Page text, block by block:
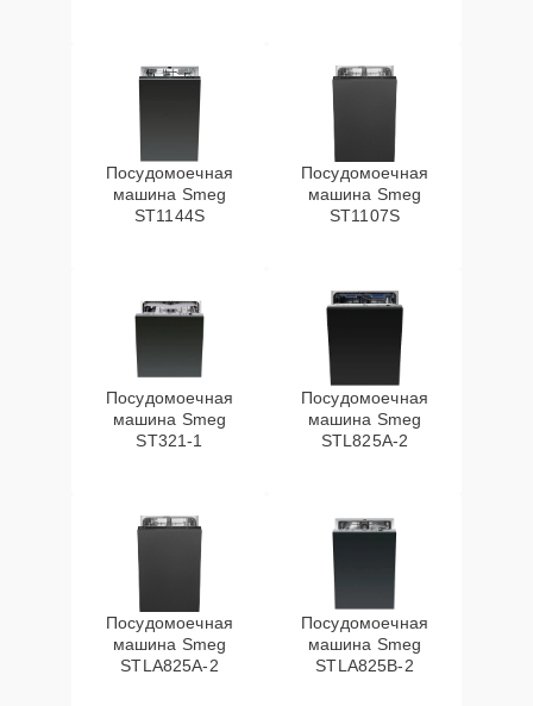
Посудомоечная
машина Smeg
ST1144S
Посудомоечная
машина Smeg
ST1107S
Посудомоечная
машина Smeg
ST321-1
Посудомоечная
машина Smeg
STL825A-2
Посудомоечная
машина Smeg
STLA825A-2
Посудомоечная
машина Smeg
STLA825B-2